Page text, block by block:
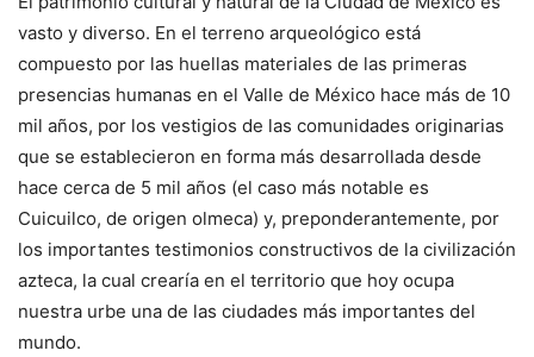
vasto y diverso. En el terreno arqueológico está
compuesto por las huellas materiales de las primeras
presencias humanas en el Valle de México hace más de 10
mil años, por los vestigios de las comunidades originarias
que se establecieron en forma más desarrollada desde
hace cerca de 5 mil años (el caso más notable es
Cuicuilco, de origen olmeca) y, preponderantemente, por
los importantes testimonios constructivos de la civilización
azteca, la cual crearía en el territorio que hoy ocupa
nuestra urbe una de las ciudades más importantes del
mundo.